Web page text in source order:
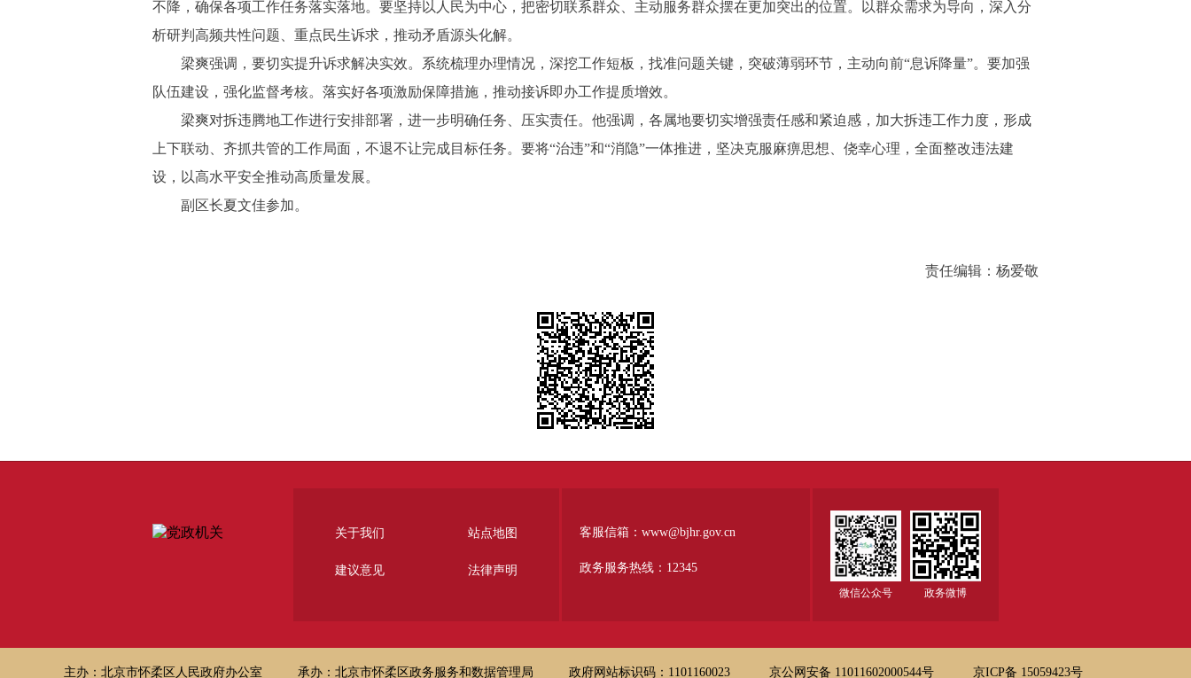
不降，确保各项工作任务落实落地。要坚持以人民为中心，把密切联系群众、主动服务群众摆在更加突出的位置。以群众需求为导向，深入分
析研判高频共性问题、重点民生诉求，推动矛盾源头化解。
梁爽强调，要切实提升诉求解决实效。系统梳理办理情况，深挖工作短板，找准问题关键，突破薄弱环节，主动向前“息诉降量”。要加强
队伍建设，强化监督考核。落实好各项激励保障措施，推动接诉即办工作提质增效。
梁爽对拆违腾地工作进行安排部署，进一步明确任务、压实责任。他强调，各属地要切实增强责任感和紧迫感，加大拆违工作力度，形成
上下联动、齐抓共管的工作局面，不退不让完成目标任务。要将“治违”和“消隐”一体推进，坚决克服麻痹思想、侥幸心理，全面整改违法建
设，以高水平安全推动高质量发展。
副区长夏文佳参加。
责任编辑：杨爱敬
关于我们 站点地图
建议意见 法律声明
客服信箱：www@bjhr.gov.cn
政务服务热线：12345
微信公众号 政务微博
主办：北京市怀柔区人民政府办公室 承办：北京市怀柔区政务服务和数据管理局 政府网站标识码：1101160023 京公网安备 11011602000544号 京ICP备 15059423号